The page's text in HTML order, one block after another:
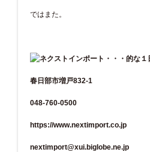
ではまた。
春日部市増戸832-1
048-760-0500
https://www.nextimport.co.jp
nextimport@xui.biglobe.ne.jp